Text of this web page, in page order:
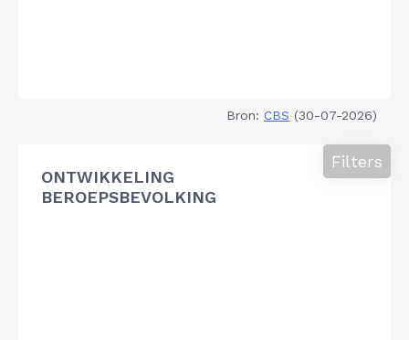
Bron: CBS (30-07-2026)
ONTWIKKELING
BEROEPSBEVOLKING
Filters